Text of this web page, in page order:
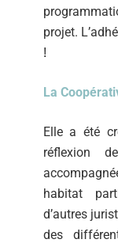
projet.
!
La
Elle a été
réflexion
habitat
d’autres
des